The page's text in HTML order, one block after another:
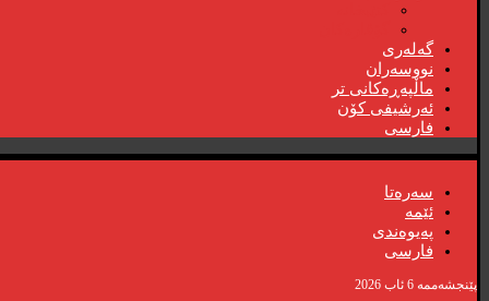
گەلەری
نووسەران
ماڵپەڕەکانی تر
ئەرشیفی کۆن
فارسی
سەرەتا
ئێمە
پەیوەندی
فارسی
پێنجشەممە 6 ئاب 2026